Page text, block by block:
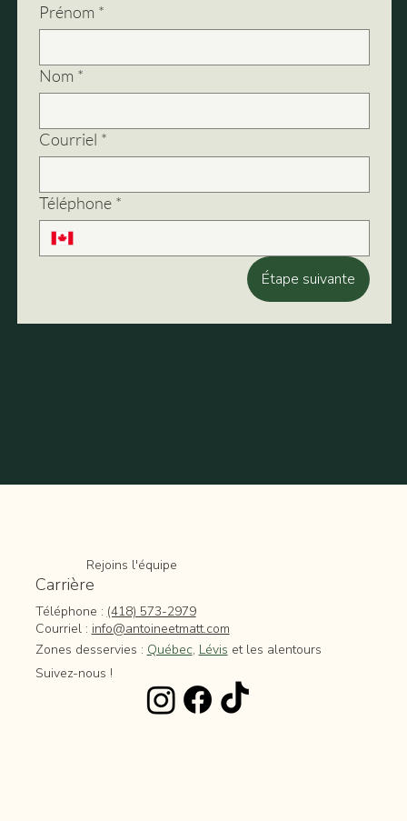
Prénom *
Nom *
Courriel *
Téléphone *
Étape suivante
Rejoins l'équipe
Carrière
Téléphone : (418) 573-2979
Courriel : info@antoineetmatt.com
Zones desservies : Québec, Lévis et les alentours
Suivez-nous !